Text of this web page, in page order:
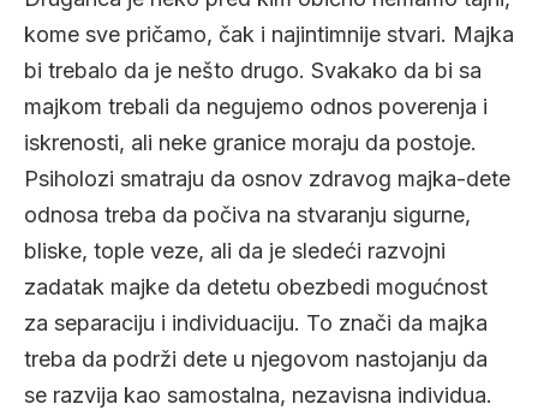
kome sve pričamo, čak i najintimnije stvari. Majka
bi trebalo da je nešto drugo. Svakako da bi sa
majkom trebali da negujemo odnos poverenja i
iskrenosti, ali neke granice moraju da postoje.
Psiholozi smatraju da osnov zdravog majka-dete
odnosa treba da počiva na stvaranju sigurne,
bliske, tople veze, ali da je sledeći razvojni
zadatak majke da detetu obezbedi mogućnost
za separaciju i individuaciju. To znači da majka
treba da podrži dete u njegovom nastojanju da
se razvija kao samostalna, nezavisna individua.